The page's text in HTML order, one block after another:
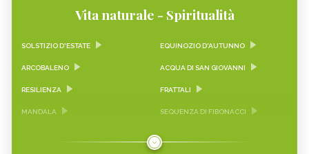
Vita naturale - Spiritualità
SOLSTIZIO D'ESTATE EQUINOZIO D'AUTUNNO
ARCOBALENO ACQUA DI SAN GIOVANNI
RESILIENZA FRATTALI
MANDALA SEQUENZA DI FIBONACCI